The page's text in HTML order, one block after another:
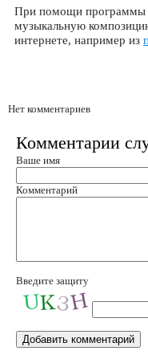
При помощи программы
музыкальную
интернете, например из
Нет комментариев
Комментарии
Ваше имя
Комментарий
Введите защиту